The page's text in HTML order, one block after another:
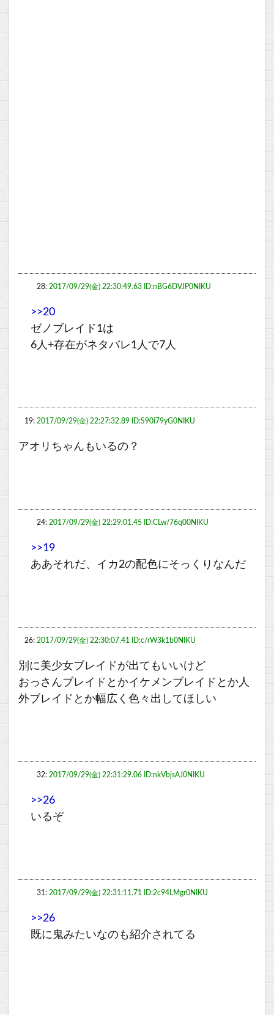
28: 2017/09/29(金) 22:30:49.63 ID:nBG6DVJP0NIKU
>>20
ゼノブレイド1は
6人+存在がネタバレ1人で7人
19: 2017/09/29(金) 22:27:32.89 ID:S90i79yG0NIKU
アオリちゃんもいるの？
24: 2017/09/29(金) 22:29:01.45 ID:CLw/76q00NIKU
>>19
ああそれだ、イカ2の配色にそっくりなんだ
26: 2017/09/29(金) 22:30:07.41 ID:c/rW3k1b0NIKU
別に美少女ブレイドが出てもいいけど
おっさんブレイドとかイケメンブレイドとか人
外ブレイドとか幅広く色々出してほしい
32: 2017/09/29(金) 22:31:29.06 ID:nkVbjsAJ0NIKU
>>26
いるぞ
31: 2017/09/29(金) 22:31:11.71 ID:2c94LMgr0NIKU
>>26
既に鬼みたいなのも紹介されてる